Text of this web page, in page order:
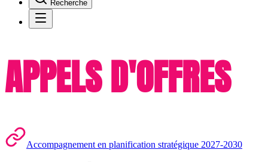
Recherche
APPELS D'OFFRES
Accompagnement en planification stratégique 2027-2030